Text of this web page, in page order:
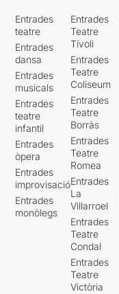
Entrades
teatre
Entrades
dansa
Entrades
musicals
Entrades
teatre
infantil
Entrades
òpera
Entrades
improvisació
Entrades
monòlegs
Entrades
Teatre
Tívoli
Entrades
Teatre
Coliseum
Entrades
Teatre
Borràs
Entrades
Teatre
Romea
Entrades
La
Villarroel
Entrades
Teatre
Condal
Entrades
Teatre
Victòria